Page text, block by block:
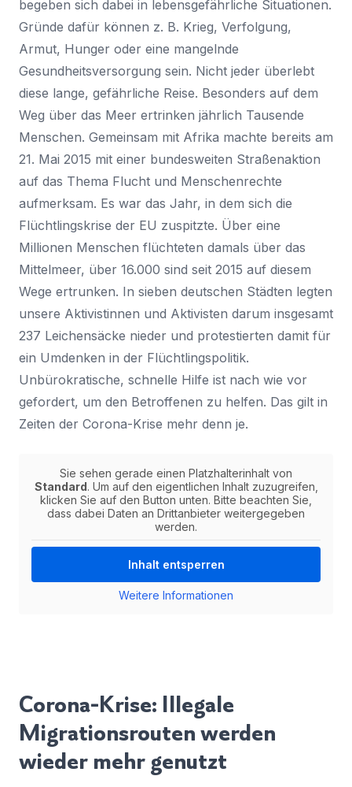
begeben sich dabei in lebensgefährliche Situationen.
Gründe dafür können z. B. Krieg, Verfolgung,
Armut, Hunger oder eine mangelnde
Gesundheitsversorgung sein. Nicht jeder überlebt
diese lange, gefährliche Reise. Besonders auf dem
Weg über das Meer ertrinken jährlich Tausende
Menschen. Gemeinsam mit Afrika machte bereits am
21. Mai 2015 mit einer bundesweiten Straßenaktion
auf das Thema Flucht und Menschenrechte
aufmerksam. Es war das Jahr, in dem sich die
Flüchtlingskrise der EU zuspitzte. Über eine
Millionen Menschen flüchteten damals über das
Mittelmeer, über 16.000 sind seit 2015 auf diesem
Wege ertrunken. In sieben deutschen Städten legten
unsere Aktivistinnen und Aktivisten darum insgesamt
237 Leichensäcke nieder und protestierten damit für
ein Umdenken in der Flüchtlingspolitik.
Unbürokratische, schnelle Hilfe ist nach wie vor
gefordert, um den Betroffenen zu helfen. Das gilt in
Zeiten der Corona-Krise mehr denn je.
Sie sehen gerade einen Platzhalterinhalt von
Standard. Um auf den eigentlichen Inhalt zuzugreifen,
klicken Sie auf den Button unten. Bitte beachten Sie,
dass dabei Daten an Drittanbieter weitergegeben
werden.
Inhalt entsperren
Weitere Informationen
Corona-Krise: Illegale
Migrationsrouten werden
wieder mehr genutzt